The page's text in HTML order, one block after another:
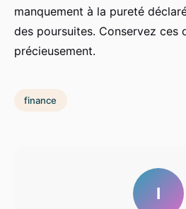
manquement à la pureté
des poursuites. Conservez ces
précieusement.
finance
I